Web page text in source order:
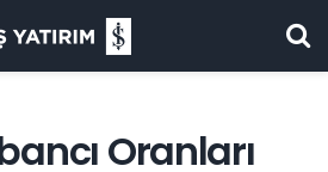
Oranları